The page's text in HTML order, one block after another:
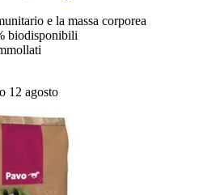
e la massa corporea
biodisponibili
12 agosto